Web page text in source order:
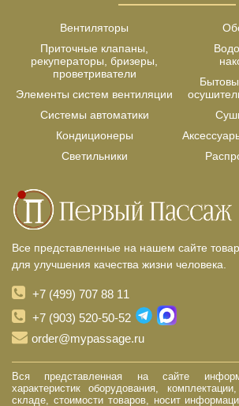
Вентиляторы
Приточные клапаны,
рекуператоры, бризеры,
проветриватели
Элементы систем вентиляции
Системы автоматики
Кондиционеры
Светильники
Все представленные на нашем сайте
для улучшения качества жизни человека.
+7 (499) 707 88 11
+7 (903) 520-50-52
order@mypassage.ru
Вся представленная на сайте
характеристик оборудования,
складе, стоимости товаров, носит